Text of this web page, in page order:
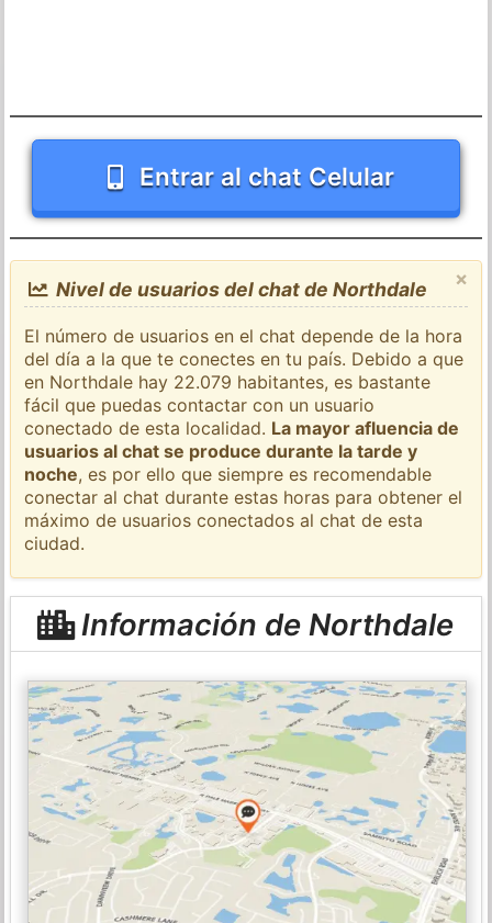
Entrar al chat Celular
×
Nivel de usuarios del chat de Northdale
El número de usuarios en el chat depende de la hora
del día a la que te conectes en tu país. Debido a que
en Northdale hay 22.079 habitantes, es bastante
fácil que puedas contactar con un usuario
conectado de esta localidad. La mayor afluencia de
usuarios al chat se produce durante la tarde y
noche, es por ello que siempre es recomendable
conectar al chat durante estas horas para obtener el
máximo de usuarios conectados al chat de esta
ciudad.
Información de Northdale